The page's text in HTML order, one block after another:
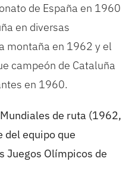
de España en 1960
en diversas
montaña en 1962 y el
campeón de Cataluña
en 1960.
de ruta (1962,
equipo que
Juegos Olímpicos de